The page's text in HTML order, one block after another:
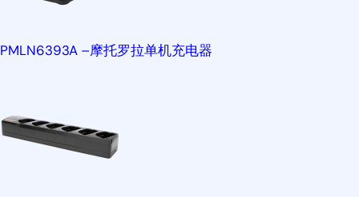
PMLN6393A –摩托罗拉单机充电器